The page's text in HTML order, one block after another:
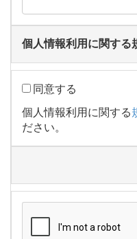
個人情報利用に関する
同意する
個人情報利用に関する
ださい。